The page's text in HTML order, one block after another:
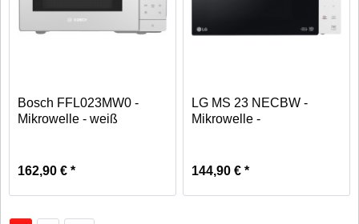
Bosch FFL023MW0 -
Mikrowelle - weiß
162,90 € *
LG MS 23 NECBW -
Mikrowelle -
144,90 € *